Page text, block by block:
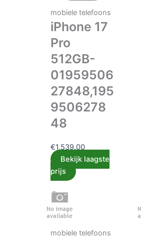
mobiele telefoons
iPhone 17
Pro
512GB-
01959506
27848,195
9506278
48
€1,539.00
Bekijk laagste
prijs
mobiele telefoons